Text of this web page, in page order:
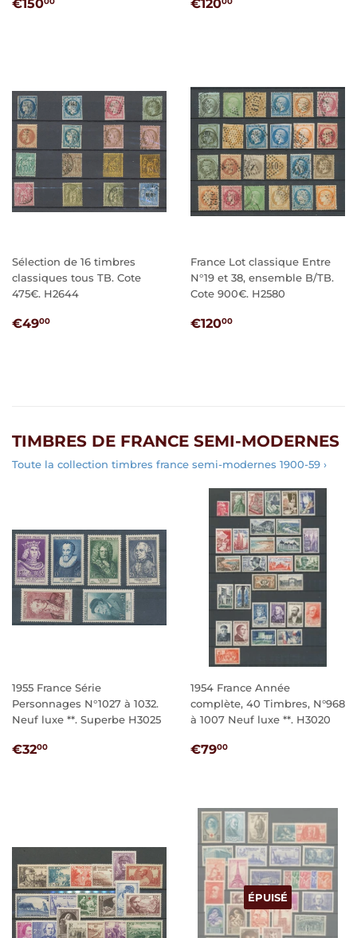
€150 €120
Sélection de 16 timbres
classiques tous TB. Cote
475€. H2644
PRIX
€4900
France Lot classique Entre
N°19 et 38, ensemble B/TB.
Cote 900€. H2580
PRIX
€12000
TIMBRES DE FRANCE SEMI-MODERNES
Toute la collection timbres france semi-modernes 1900-59 ›
1955 France Série
Personnages N°1027 à 1032.
Neuf luxe **. Superbe H3025
PRIX
€3200
1954 France Année
complète, 40 Timbres, N°968
à 1007 Neuf luxe **. H3020
PRIX
€7900
ÉPUISÉ